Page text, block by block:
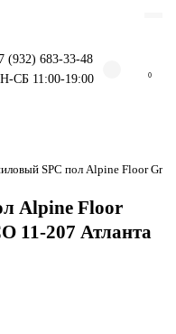
(932) 683-33-48
СБ 11:00-19:00
0
SPC пол Alpine Floor
Alpine Floor
11-207 Атланта